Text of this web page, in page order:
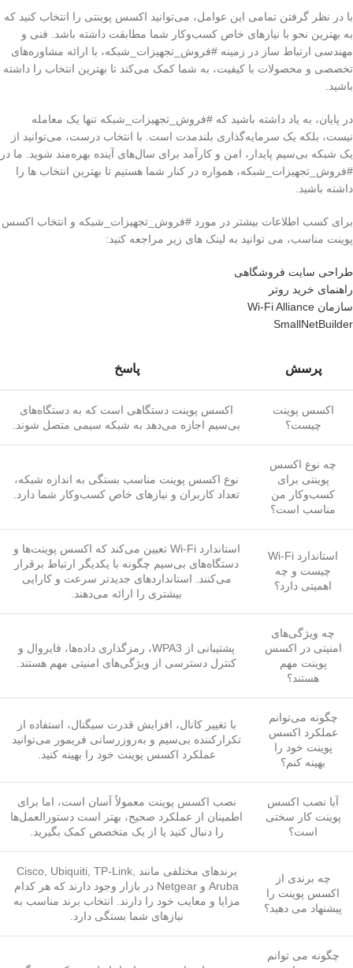
با در نظر گرفتن تمامی این عوامل، می‌توانید اکسس پوینتی را انتخاب کنید که
به بهترین نحو با نیازهای خاص کسب‌وکار شما مطابقت داشته باشد. فنی و
مهندسی ارتباط ساز در زمینه #فروش_تجهیزات_شبکه، با ارائه مشاوره‌های
تخصصی و محصولات با کیفیت، به شما کمک می‌کند تا بهترین انتخاب را داشته
باشید.
در پایان، به یاد داشته باشید که #فروش_تجهیزات_شبکه تنها یک معامله
نیست، بلکه یک سرمایه‌گذاری بلندمدت است. با انتخاب درست، می‌توانید از
یک شبکه بی‌سیم پایدار، امن و کارآمد برای سال‌های آینده بهره‌مند شوید. ما در
#فروش_تجهیزات_شبکه، همواره در کنار شما هستیم تا بهترین انتخاب ها را
داشته باشید.
برای کسب اطلاعات بیشتر در مورد #فروش_تجهیزات_شبکه و انتخاب اکسس
پوینت مناسب، می توانید به لینک های زیر مراجعه کنید:
طراحی سایت فروشگاهی
راهنمای خرید روتر
سازمان Wi-Fi Alliance
SmallNetBuilder
پرسش پاسخ
اکسس پوینت
چیست؟
اکسس پوینت دستگاهی است که به دستگاه‌های
بی‌سیم اجازه می‌دهد به شبکه سیمی متصل شوند.
چه نوع اکسس
پوینتی برای
کسب‌وکار من
مناسب است؟
نوع اکسس پوینت مناسب بستگی به اندازه شبکه،
تعداد کاربران و نیازهای خاص کسب‌وکار شما دارد.
استاندارد Wi-Fi
چیست و چه
اهمیتی دارد؟
استاندارد Wi-Fi تعیین می‌کند که اکسس پوینت‌ها و
دستگاه‌های بی‌سیم چگونه با یکدیگر ارتباط برقرار
می‌کنند. استانداردهای جدیدتر سرعت و کارایی
بیشتری را ارائه می‌دهند.
چه ویژگی‌های
امنیتی در اکسس
پوینت مهم
هستند؟
پشتیبانی از WPA3، رمزگذاری داده‌ها، فایروال و
کنترل دسترسی از ویژگی‌های امنیتی مهم هستند.
چگونه می‌توانم
عملکرد اکسس
پوینت خود را
بهینه کنم؟
با تغییر کانال، افزایش قدرت سیگنال، استفاده از
تکرارکننده بی‌سیم و به‌روزرسانی فریمور می‌توانید
عملکرد اکسس پوینت خود را بهینه کنید.
آیا نصب اکسس
پوینت کار سختی
است؟
نصب اکسس پوینت معمولاً آسان است، اما برای
اطمینان از عملکرد صحیح، بهتر است دستورالعمل‌ها
را دنبال کنید یا از یک متخصص کمک بگیرید.
چه برندی از
اکسس پوینت را
پیشنهاد می دهید؟
برندهای مختلفی مانند Cisco, Ubiquiti, TP-Link,
Aruba و Netgear در بازار وجود دارند که هر کدام
مزایا و معایب خود را دارند. انتخاب برند مناسب به
نیازهای شما بستگی دارد.
چگونه می توانم